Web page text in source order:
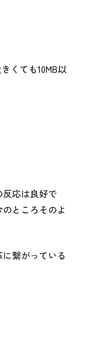
くても10MB以
応は良好で
ところそのよ
繋がっている